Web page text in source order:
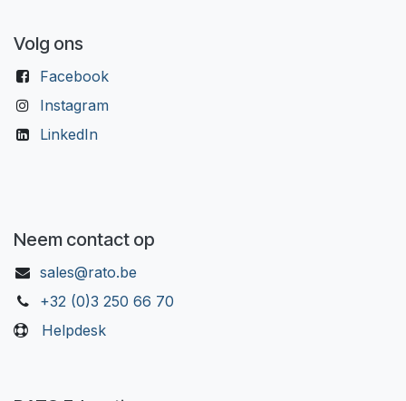
Volg ons
Facebook
Instagram
LinkedIn
Neem contact op
sales@rato.be
+32 (0)3 250 66 70
Helpdesk